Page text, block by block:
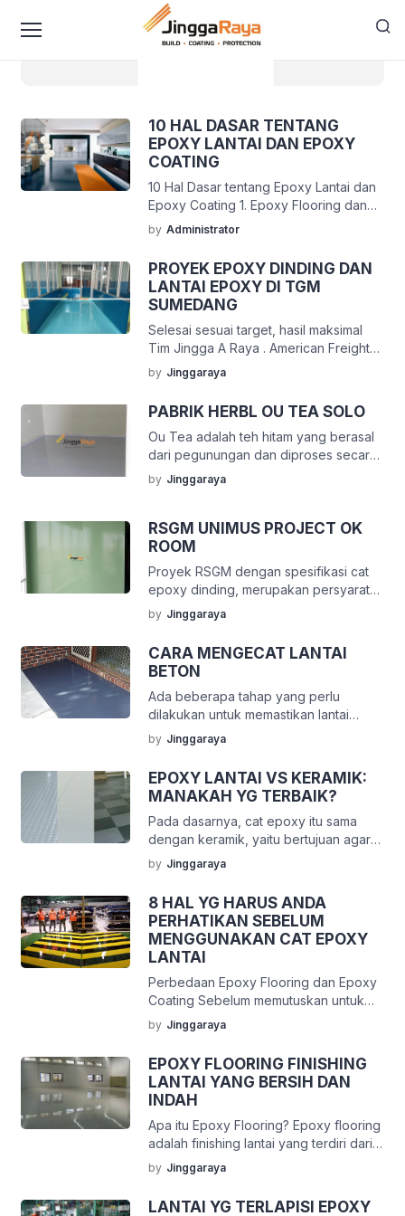
10 HAL DASAR TENTANG
EPOXY LANTAI DAN EPOXY
COATING
10 Hal Dasar tentang Epoxy Lantai dan
Epoxy Coating 1. Epoxy Flooring dan
Epoxy Coating bedanya 2 milimeter
Pengerjaan Epoxy Lantai anda bisa
disebut sebagai Epoxy Flooring jika
memiliki ketebalan minimal 2 milimeter,
Jika kurang dari itu maka disebut
Epoxy Coating / pengecatan/pelapisan
epoxy saja. Perbedaannya adalah
menambahkan struktural lantai dan
menjadi bagian dari lantai […]
by Administrator
PROYEK EPOXY DINDING DAN
LANTAI EPOXY DI TGM
SUMEDANG
Selesai sesuai target, hasil maksimal
Tim Jingga A Raya . American Freight
Inc punya tujuan. Menjadi
yang terbaik dalam setiap hal adalah
sebuah tekad yang harus kita jaga.
by Jinggaraya
PABRIK HERBL OU TEA SOLO
Ou Tea adalah teh hitam yang berasal
dari pegunungan dan diproses secara
alami tanpa bahan kimia. Ou Tea sangat
bermanfaat sebagai alternatif
kesehatan. One Clickit Solution
membantu untuk produktivitas yang
lebih baik. Pabrik yang terus
berkembang menjadi pabrik penghasil
kapsul teh hitam yang baik untuk
kesehatan, mendirikan area khusus
by Jinggaraya
RSGM UNIMUS PROJECT OK
ROOM
Proyek RSGM dengan spesifikasi cat
epoxy dinding, merupakan persyaratan
sesuai standar SNI dan BPOM untuk
area yang membutuhkan tingkat
kebersihan dan steril area tinggi. Ultra
Wishes punya artikel menarik.
Perusahaan makanan, minuman,
farmasi, rumah sakit, ruang operasi dan
rontgen wajib menggunakan epoxy
lantai dan dinding. Bekerjasama
mempercayakan pengerjaan epoxy
dinding, […]
by Jinggaraya
CARA MENGECAT LANTAI
BETON
Ada beberapa tahap yang perlu
dilakukan untuk memastikan lantai
beton dicat dengan sempurna. Tahap
pertama adalah pengelupasan noda
pada lantai beton. Terkadang, ada
noda atau kotoran yang menempel
pada beton. Noda tersebut ada yang
mudah dibersihkan, ada juga yang sulit.
Untuk noda yang membandel, proses
pengelupasan perlu menggunakan
untuk […]
by Jinggaraya
EPOXY LANTAI VS KERAMIK:
MANAKAH YG TERBAIK?
Pada dasarnya, cat epoxy itu sama
dengan keramik, yaitu bertujuan agar
lantai terlihat bersih dan rapih. Dengan
menerapkan keramik atau mengecat
lantai dengan epoxy, lantai menjadi
lebih mudah dibersihkan. Akan tetapi,
ini bukan satu-satunya tujuan
penerapan cat epoxy. Jika keramik
hanya untuk membuat lantai bersih,
epoxy lebih dari itu. Cat epoxy
membuat lantai semakin kuat. […]
by Jinggaraya
8 HAL YG HARUS ANDA
PERHATIKAN SEBELUM
MENGGUNAKAN CAT EPOXY
LANTAI
Perbedaan Epoxy Flooring dan Epoxy
Coating Sebelum memutuskan untuk
menggunakan epoxy, setidaknya Anda
harus paham dulu apa yang menjadi
perbedaan antara proses epoxy
flooring dan epoxy coating.
Sebenarnya, perbedaan yang paling
terlihat diantara keduanya adalah
ukuruan tebal lapisan catnya saja. Jika
ketebalan menyentuh 2 milimeter, maka
itu bisa disebut sebagai epoxy lantai.
by Jinggaraya
EPOXY FLOORING FINISHING
LANTAI YANG BERSIH DAN
INDAH
Apa itu Epoxy Flooring? Epoxy flooring
adalah finishing lantai yang terdiri dari
campuran dua komponen bahan yaitu
epoxy resin dan hardener (dengan
komposisi sesuai ketentuan dari
by Jinggaraya
LANTAI YG TERLAPISI EPOXY